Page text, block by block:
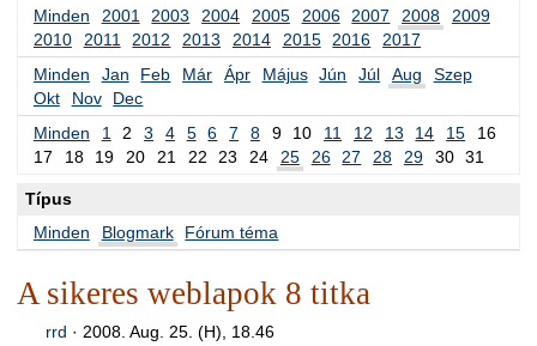
Minden
2001 2003 2004 2005 2006 2007 2008
2009
2010
2011 2012 2013 2014 2015 2016
2017
Minden
Jan Feb Már Ápr Május Jún Júl Aug
Szep
Okt
Nov
Dec
Minden
1 2 3 4 5 6 7 8 9 10 11 12 13 14 15
16
17
18 19 20 21 22 23 24 25 26 27 28 29 30 31
Típus
Minden
Blogmark Fórum téma
A sikeres weblapok 8 titka
rrd · 2008. Aug. 25. (H), 18.46